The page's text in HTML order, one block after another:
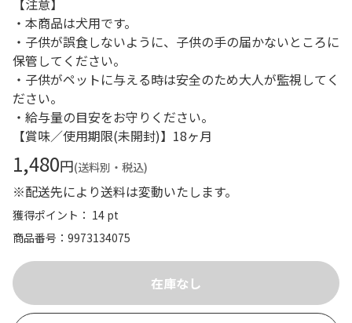
【注意】
・本商品は犬用です。
・子供が誤食しないように、子供の手の届かないところに
保管してください。
・子供がペットに与える時は安全のため大人が監視してく
ださい。
・給与量の目安をお守りください。
【賞味／使用期限(未開封)】18ヶ月
1,480円(送料別・税込)
※配送先により送料は変動いたします。
獲得ポイント： 14 pt
商品番号
9973134075